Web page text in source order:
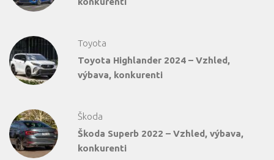
Toyota
Toyota Highlander 2024 – Vzhled,
výbava, konkurenti
Škoda
Škoda Superb 2022 – Vzhled, výbava,
konkurenti